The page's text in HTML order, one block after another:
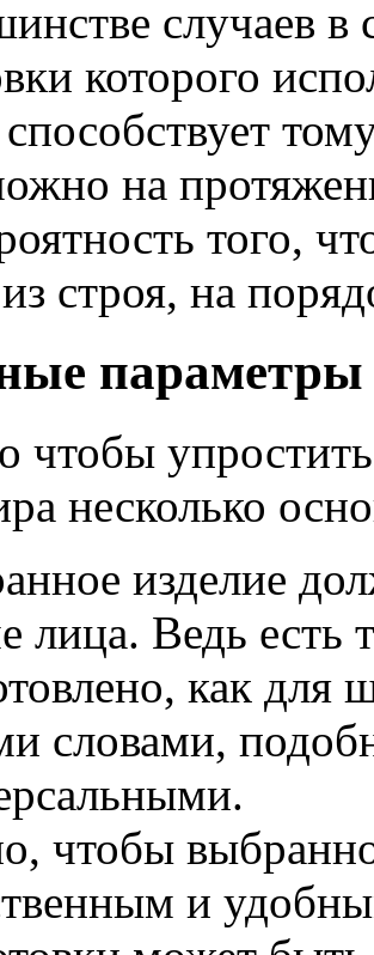
случаев в
которого
на
того,
строя, на
параметры
чтобы
несколько
изделие
лица. Ведь есть
как для
словами,
чтобы
и